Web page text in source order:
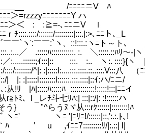
__ /ﾆﾆﾆﾆニV ﾊ
ﾆﾆﾆﾆﾆﾆﾆY ハ
:￣:≧=-､ﾆﾆニV ｌ
:::::::::|:::.|:>､ﾆﾆト､_L
￣:`ヽ、::!:::.:ヽﾆト～ト､
:. ＼:::::.::ﾊﾘ～‐|ヽ
:::|:: :::. :.. ヽ:. ::::}{ヽ |ニ
八 （ﾆﾆ
ｲ:ハ/ﾆニ/
ﾊ:::::ﾊ_::::::::::::!:::::!:::|ﾆﾆイ
l _レﾁ斗七ﾘﾊ:| :::|::/|: :!::::::ハ
} "^らうﾇヾ从:::rｸ::::::|::::::::!ﾊ
ヽﾆ' ヽﾆ ′|ﾆﾘﾆ!/::::::|::,':.:.ﾄ､!
ﾊ ′ u ,ｲﾆﾆ7:::::::::ﾘ/|:.::| l|